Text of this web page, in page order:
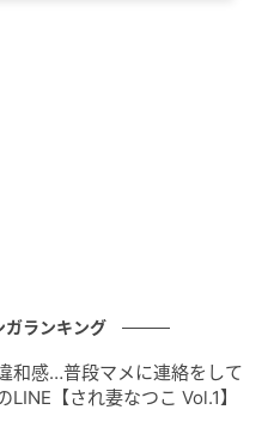
ガランキング
和感…普段マメに連絡をして
LINE【され妻なつこ Vol.1】